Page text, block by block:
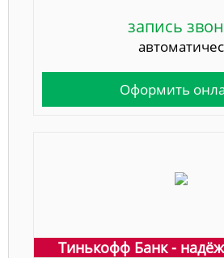
запись
Оформить
Тинькофф Банк -